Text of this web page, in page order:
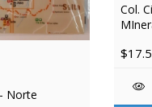
Norte
Col.